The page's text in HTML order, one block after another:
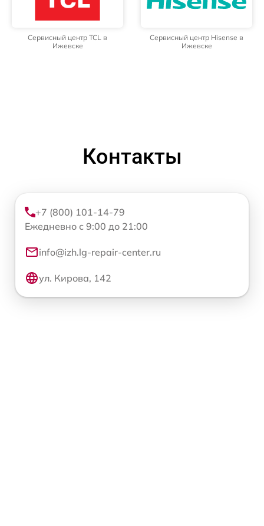
Сервисный центр TCL в
Ижевске
Сервисный центр Hisense в
Ижевске
Контакты
+7 (800) 101-14-79
Ежедневно с 9:00 до 21:00
info@izh.lg-repair-center.ru
ул. Кирова, 142